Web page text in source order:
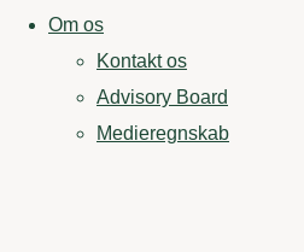
Om os
Kontakt os
Advisory Board
Medieregnskab